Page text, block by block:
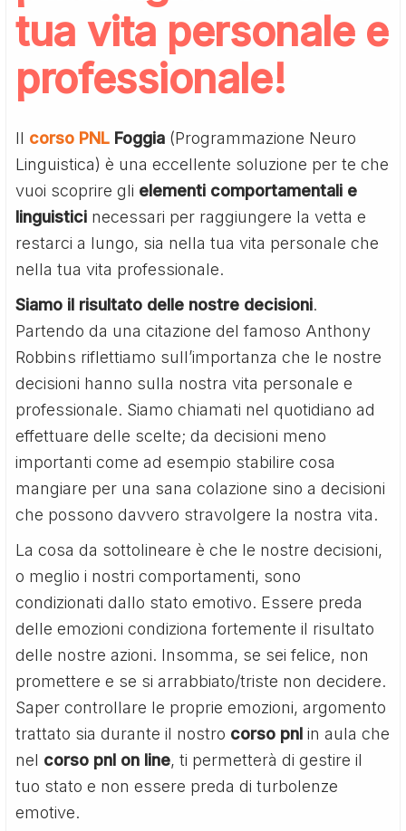
tua vita personale e
professionale!
Il corso PNL Foggia (Programmazione Neuro
Linguistica) è una eccellente soluzione per te che
vuoi scoprire gli elementi comportamentali e
linguistici necessari per raggiungere la vetta e
restarci a lungo, sia nella tua vita personale che
nella tua vita professionale.
Siamo il risultato delle nostre decisioni.
Partendo da una citazione del famoso Anthony
Robbins riflettiamo sull’importanza che le nostre
decisioni hanno sulla nostra vita personale e
professionale. Siamo chiamati nel quotidiano ad
effettuare delle scelte; da decisioni meno
importanti come ad esempio stabilire cosa
mangiare per una sana colazione sino a decisioni
che possono davvero stravolgere la nostra vita.
La cosa da sottolineare è che le nostre decisioni,
o meglio i nostri comportamenti, sono
condizionati dallo stato emotivo. Essere preda
delle emozioni condiziona fortemente il risultato
delle nostre azioni. Insomma, se sei felice, non
promettere e se si arrabbiato/triste non decidere.
Saper controllare le proprie emozioni, argomento
trattato sia durante il nostro corso pnl in aula che
nel corso pnl on line, ti permetterà di gestire il
tuo stato e non essere preda di turbolenze
emotive.